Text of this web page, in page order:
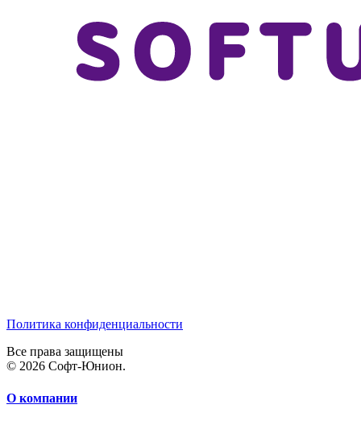
Политика конфиденциальности
Все права защищены
© 2026 Софт-Юнион.
О компании